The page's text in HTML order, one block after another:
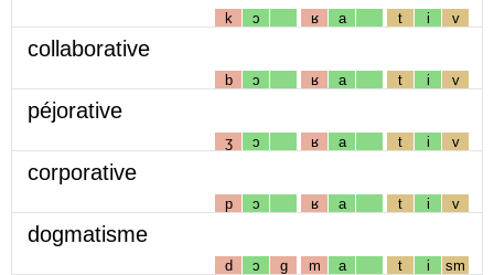
k ɔ ʁ a t i v
collaborative
b ɔ ʁ a t i v
péjorative
ʒ ɔ ʁ a t i v
corporative
p ɔ ʁ a t i v
dogmatisme
d ɔ g m a t i sm